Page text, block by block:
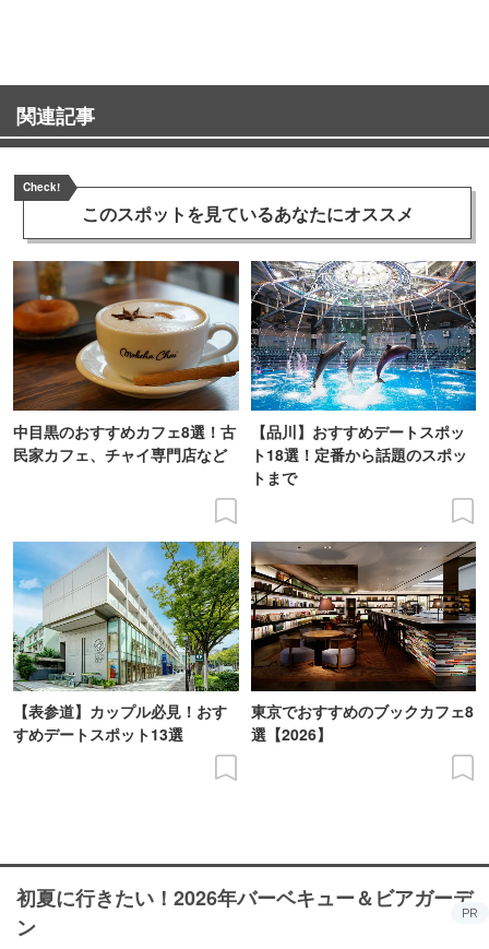
関連記事
Check!
このスポットを見ているあなたにオススメ
中目黒のおすすめカフェ8選！古
民家カフェ、チャイ専門店など
【品川】おすすめデートスポッ
ト18選！定番から話題のスポッ
トまで
【表参道】カップル必見！おす
すめデートスポット13選
東京でおすすめのブックカフェ8
選【2026】
初夏に行きたい！2026年バーベキュー＆ビアガーデ
ン
PR